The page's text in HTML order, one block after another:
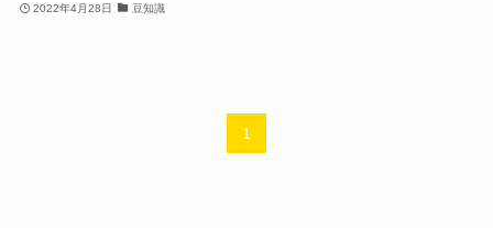
2022年4月28日 豆知識
1